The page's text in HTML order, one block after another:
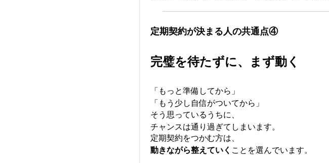
定期契約が決まる人の共通点④
完璧を待たずに、まず動く
「もっと準備してから」
「もう少し自信がついてから」
そう思っているうちに、
チャンスは通り過ぎてしまいます。
定期契約をつかむ方は、
動きながら整えていく ことを選んでいます。